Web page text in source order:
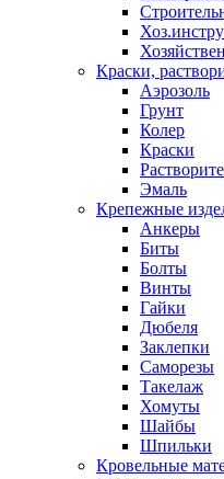
Краски,
Аэрозоль
Грунт
Колер
Краски
Эмаль
Крепежные
Анкеры
Биты
Болты
Винты
Гайки
Дюбеля
Заклепки
Саморезы
Такелаж
Хомуты
Шайбы
Шпильки
Кровельные